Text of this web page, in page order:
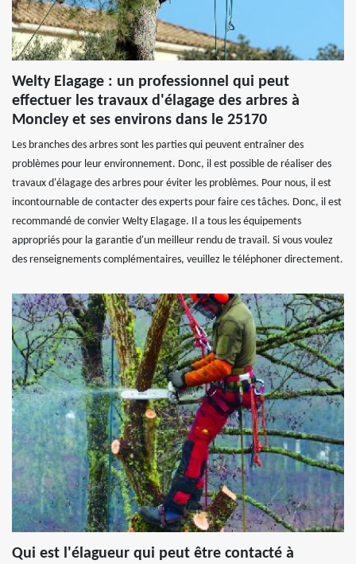
Welty Elagage : un professionnel qui peut
effectuer les travaux d'élagage des arbres à
Moncley et ses environs dans le 25170
Les branches des arbres sont les parties qui peuvent entraîner des
problèmes pour leur environnement. Donc, il est possible de réaliser des
travaux d'élagage des arbres pour éviter les problèmes. Pour nous, il est
incontournable de contacter des experts pour faire ces tâches. Donc, il est
recommandé de convier Welty Elagage. Il a tous les équipements
appropriés pour la garantie d'un meilleur rendu de travail. Si vous voulez
des renseignements complémentaires, veuillez le téléphoner directement.
Qui est l'élagueur qui peut être contacté à